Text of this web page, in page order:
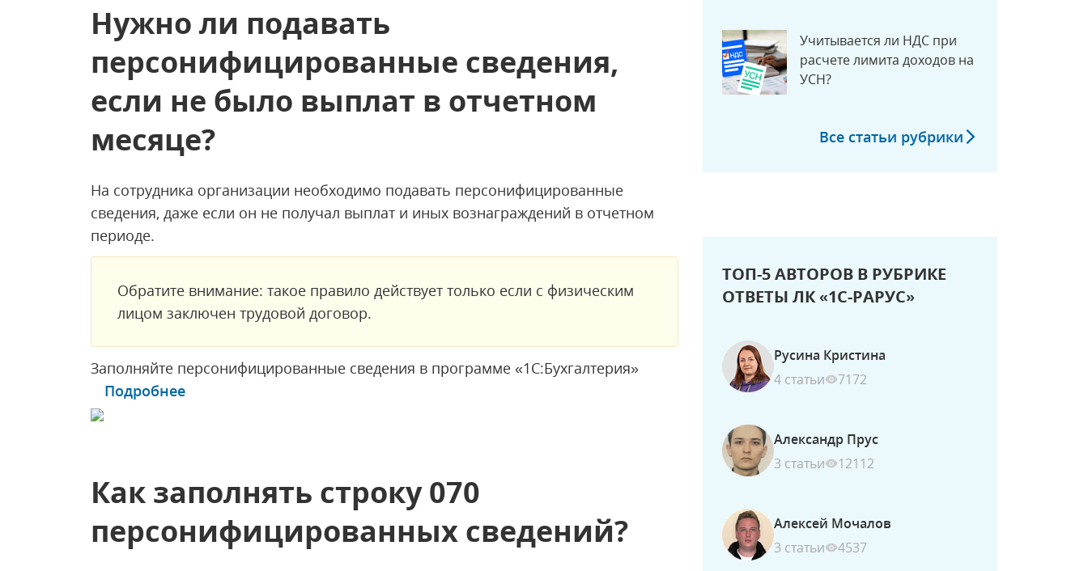
Нужно ли подавать
персонифицированные сведения,
если не было выплат в отчетном
месяце?
На сотрудника организации необходимо подавать персонифицированные
сведения, даже если он не получал выплат и иных вознаграждений в отчетном
периоде.
Обратите внимание: такое правило действует только если с физическим
лицом заключен трудовой договор.
Заполняйте персонифицированные сведения в программе «1С:Бухгалтерия»
Подробнее
Как заполнять строку 070
персонифицированных сведений?
Учитывается ли НДС при
расчете лимита доходов на
УСН?
Все статьи рубрики
ТОП-5 АВТОРОВ В РУБРИКЕ
ОТВЕТЫ ЛК «1С-РАРУС»
Русина Кристина
4 статьи
7172
Александр Прус
3 статьи
12112
Алексей Мочалов
3 статьи
4537